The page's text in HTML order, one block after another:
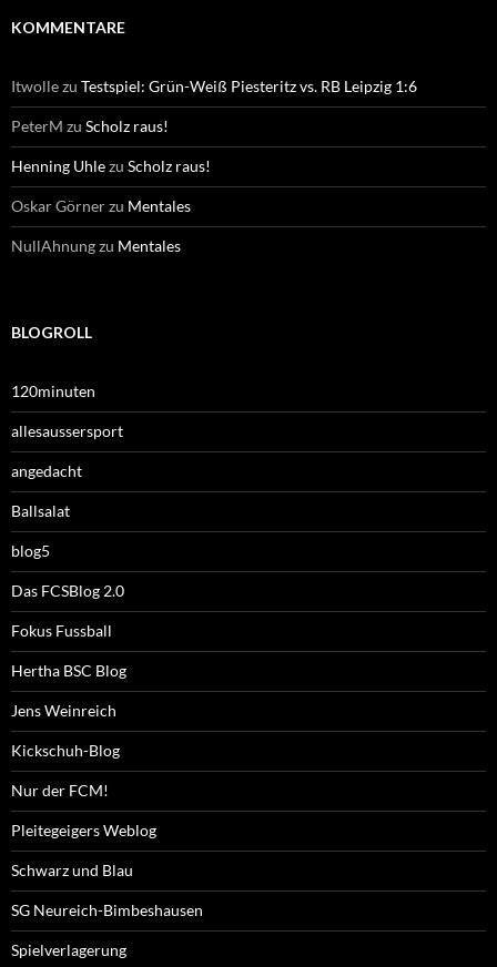
KOMMENTARE
Itwollezu Testspiel: Grün-Weiß Piesteritz vs. RB Leipzig 1:6
PeterM zu Scholz raus!
Henning Uhlezu Scholz raus!
Oskar Görnerzu Mentales
NullAhnungzu Mentales
BLOGROLL
120minuten
allesaussersport
angedacht
Ballsalat
blog5
Das FCSBlog 2.0
Fokus Fussball
Hertha BSC Blog
Jens Weinreich
Kickschuh-Blog
Nur der FCM!
Pleitegeigers Weblog
Schwarz und Blau
SG Neureich-Bimbeshausen
Spielverlagerung